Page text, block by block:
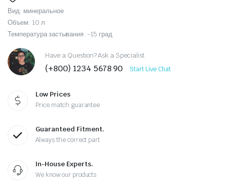
Вид: минеральное
Объем: 10 л
Температура застывания :-15 град
Have a Question? Ask a Specialist
(+800) 1234 5678 90 Start Live Chat
Low Prices
Price match guarantee
Guaranteed Fitment.
Always the correct part
In-House Experts.
We know our products